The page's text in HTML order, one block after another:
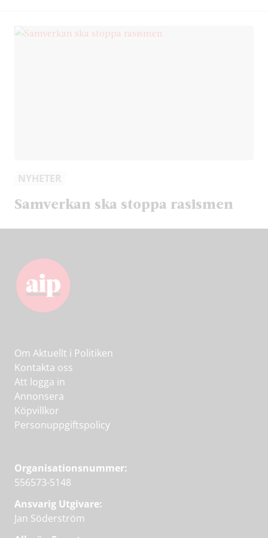
NYHETER
Samverkan ska stoppa rasismen
Om Aktuellt i Politiken
Kontakta oss
Att logga in
Annonsera
Köpvillkor
Personuppgiftspolicy
Organisationsnummer:
556573-5148
Ansvarig Utgivare:
Jan Söderström